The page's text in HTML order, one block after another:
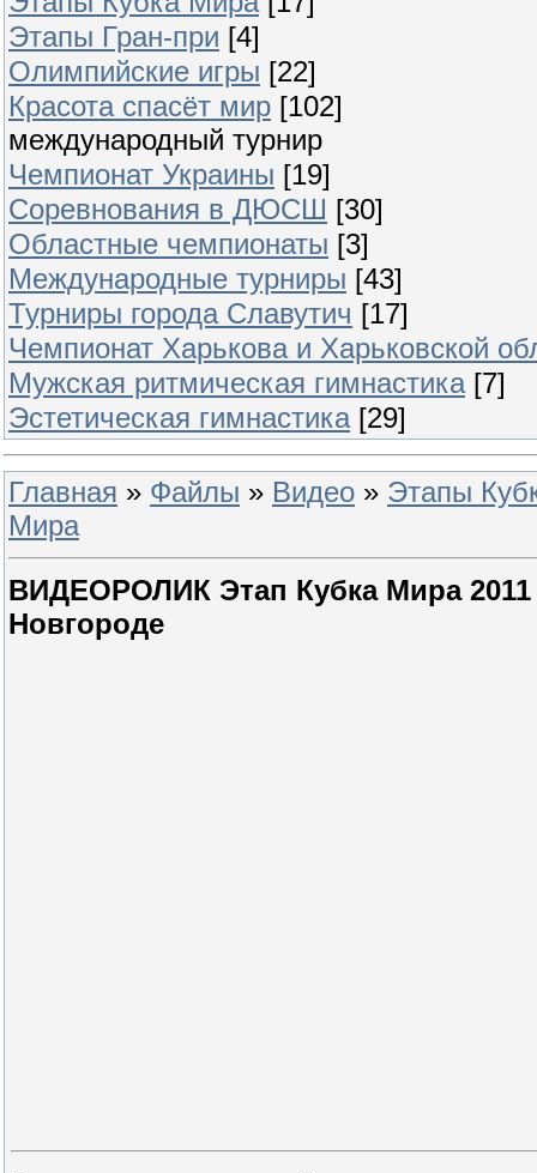
Этапы Гран-при [4]
Олимпийские игры [22]
Красота спасёт мир [102]
международный турнир
Чемпионат Украины [19]
Соревнования в ДЮСШ [30]
Областные чемпионаты [3]
Международные турниры [43]
Турниры города Славутич [17]
Чемпионат Харькова и Харьковской
Мужская ритмическая гимнастика [7]
Эстетическая гимнастика [29]
Главная » Файлы » Видео » Этапы
Мира
ВИДЕОРОЛИК Этап Кубка Мира
Новгороде